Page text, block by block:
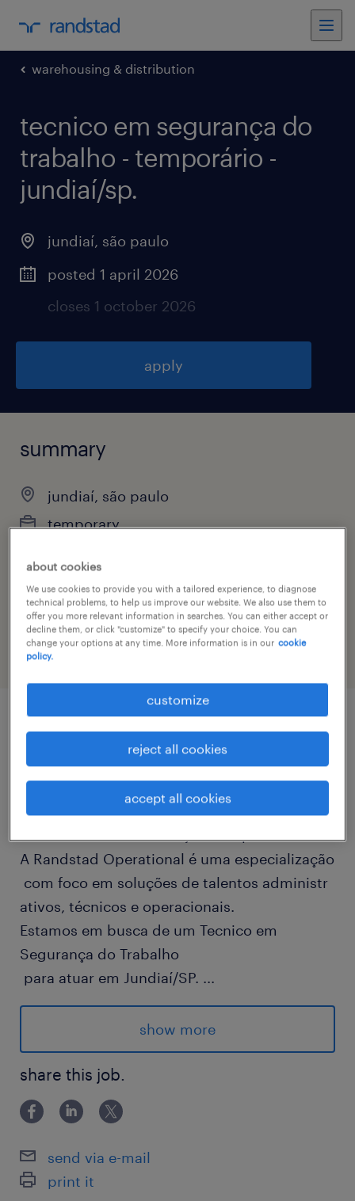
warehousing & distribution
tecnico em segurança do
trabalho - temporário -
jundiaí/sp.
jundiaí, são paulo
posted 1 april 2026
closes 1 october 2026
apply
summary
jundiaí, são paulo
temporary
job category
warehousing & distribution
job details
A Randstad é líder global em soluções de Rec
ursos Humanos, atuando como um parceiro d
A Randstad Operational é uma especialização
com foco em soluções de talentos administr
ativos, técnicos e operacionais.
Estamos em busca de um Tecnico em
Segurança do Trabalho
para atuar em Jundiaí/SP. ...
Modelo de contrato: Temporario
Horário e escala de Trabalho: Segunda a
Sexta das 08:00 as 18:00.
Benefícios: Assistência Médica e
Odontológica, Seguro de vida, VT, refeitório
no local.
Formação: Curso Técnico em Segurança do
show more
share this job.
send via e-mail
print it
about cookies
We use cookies to provide you with a tailored experience, to diagnose
technical problems, to help us improve our website. We also use them to
offer you more relevant information in searches. You can either accept or
decline them, or click "customize" to specify your choice. You can
change your options at any time. More information is in our cookie
policy.
customize
reject all cookies
accept all cookies